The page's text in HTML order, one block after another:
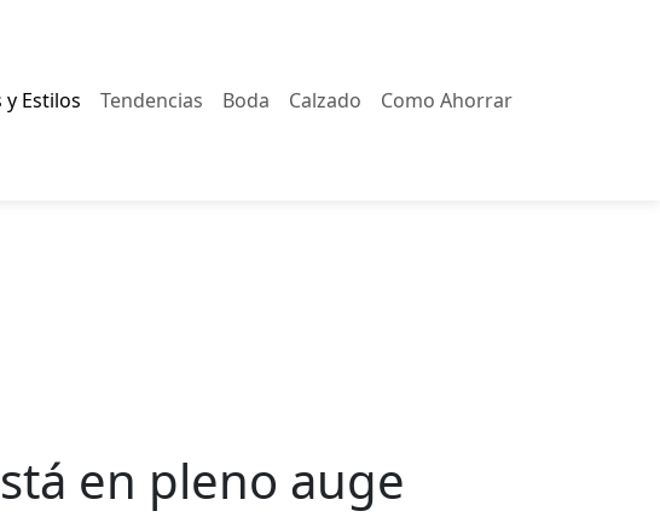
y Estilos Tendencias Boda Calzado Como Ahorrar
en pleno auge